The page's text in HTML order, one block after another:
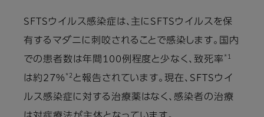
SFTSウイルス感染症は、主にSFTSウイルスを保
有するマダニに刺咬されることで感染します。国内
での患者数は年間100例程度と少なく、致死率 *1
は約27% *2 と報告されています。現在、SFTSウイ
ルス感染症に対する治療薬はなく、感染者の治療